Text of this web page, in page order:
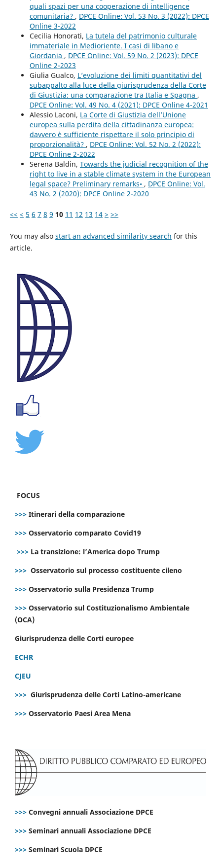
quali spazi per una cooperazione di intelligence
comunitaria? , DPCE Online: Vol. 53 No. 3 (2022): DPCE
Online 3-2022
Cecilia Honorati, La tutela del patrimonio culturale
immateriale in Medioriente. I casi di libano e
Giordania , DPCE Online: Vol. 59 No. 2 (2023): DPCE
Online 2-2023
Giulia Gualco, L’evoluzione dei limiti quantitativi del
subappalto alla luce della giurisprudenza della Corte
di Giustizia: una comparazione tra Italia e Spagna ,
DPCE Online: Vol. 49 No. 4 (2021): DPCE Online 4-2021
Alessio Laconi, La Corte di Giustizia dell’Unione
europea sulla perdita della cittadinanza europea:
davvero è sufficiente rispettare il solo principio di
proporzionalità? , DPCE Online: Vol. 52 No. 2 (2022):
DPCE Online 2-2022
Serena Baldin, Towards the judicial recognition of the
right to live in a stable climate system in the European
legal space? Preliminary remarks• , DPCE Online: Vol.
43 No. 2 (2020): DPCE Online 2-2020
<< < 5 6 7 8 9 10 11 12 13 14 > >>
You may also start an advanced similarity search for this
article.
FOCUS
>>> Itinerari della comparazione
>>> Osservatorio comparato Covid19
>>> La transizione: l’America dopo Trump
>>> Osservatorio sul processo costituente cileno
>>> Osservatorio sulla Presidenza Trump
>>> Osservatorio sul Costituzionalismo Ambientale
(OCA)
Giurisprudenza delle Corti europee
ECHR
CJEU
>>> Giurisprudenza delle Corti Latino-americane
>>> Osservatorio Paesi Area Mena
>>> Convegni annuali Associazione DPCE
>>> Seminari annuali Associazione DPCE
>>> Seminari Scuola DPCE